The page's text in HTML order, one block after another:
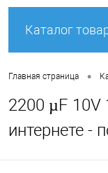
Каталог
Главная страница •
2200 µF 10V
интернете -